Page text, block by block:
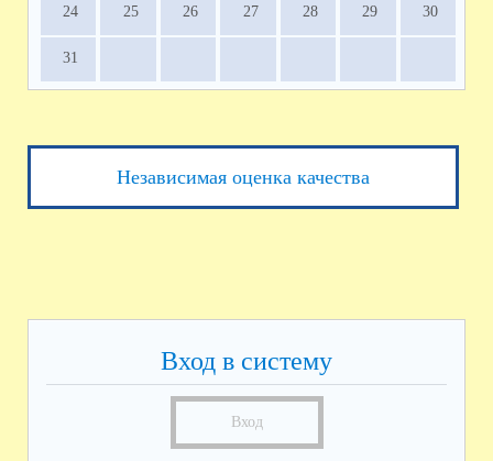
24 25 26 27 28 29 30
31
Независимая оценка качества
Вход в систему
Вход